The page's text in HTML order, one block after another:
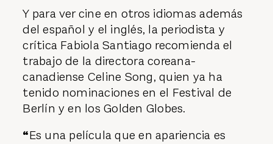
Y para ver cine en otros idiomas además
del español y el inglés, la periodista y
crítica Fabiola Santiago recomienda el
trabajo de la directora coreana-
canadiense Celine Song, quien ya ha
tenido nominaciones en el Festival de
Berlín y en los Golden Globes.
“Es una película que en apariencia es